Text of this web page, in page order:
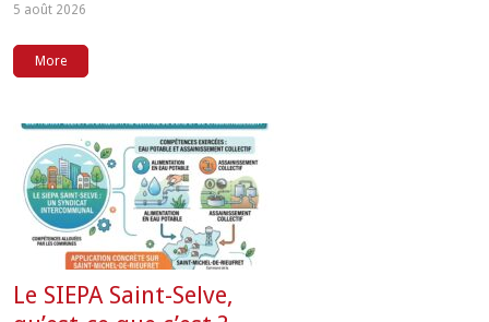
5 août 2026
More
Le SIEPA Saint-Selve,